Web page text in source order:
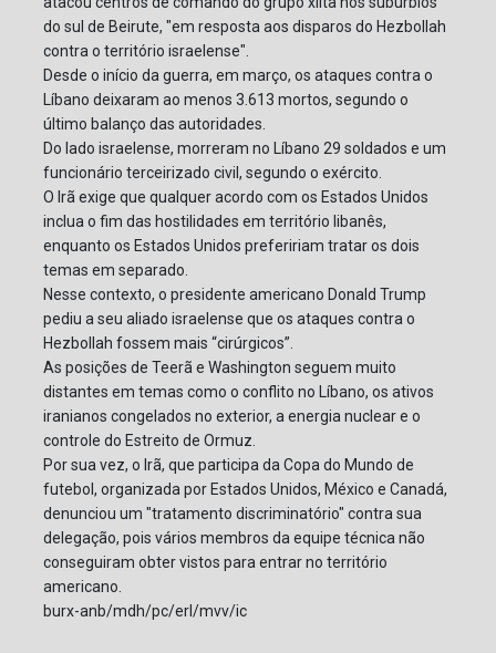
do sul de Beirute, "em resposta aos disparos do Hezbollah
contra o território israelense".
Desde o início da guerra, em março, os ataques contra o
Líbano deixaram ao menos 3.613 mortos, segundo o
último balanço das autoridades.
Do lado israelense, morreram no Líbano 29 soldados e um
funcionário terceirizado civil, segundo o exército.
O Irã exige que qualquer acordo com os Estados Unidos
inclua o fim das hostilidades em território libanês,
enquanto os Estados Unidos prefeririam tratar os dois
temas em separado.
Nesse contexto, o presidente americano Donald Trump
pediu a seu aliado israelense que os ataques contra o
Hezbollah fossem mais “cirúrgicos”.
As posições de Teerã e Washington seguem muito
distantes em temas como o conflito no Líbano, os ativos
iranianos congelados no exterior, a energia nuclear e o
controle do Estreito de Ormuz.
Por sua vez, o Irã, que participa da Copa do Mundo de
futebol, organizada por Estados Unidos, México e Canadá,
denunciou um "tratamento discriminatório" contra sua
delegação, pois vários membros da equipe técnica não
conseguiram obter vistos para entrar no território
americano.
burx-anb/mdh/pc/erl/mvv/ic